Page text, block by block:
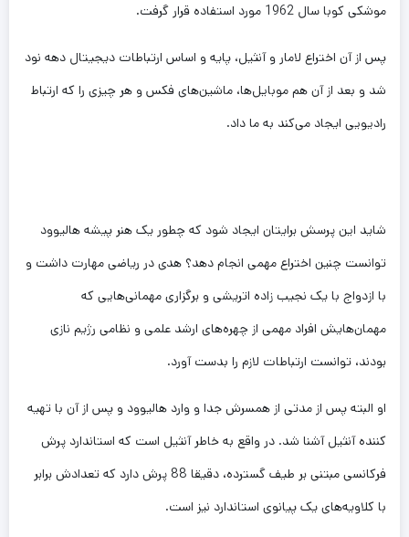
موشکی کوبا سال 1962 مورد استفاده قرار گرفت.
پس از آن اختراع لامار و آنثیل، پایه و اساس ارتباطات دیجیتال دهه نود
شد و بعد از آن هم موبایل‌ها، ماشین‌های فکس و هر چیزی را که ارتباط
رادیویی ایجاد می‌کند به ما داد.
شاید این پرسش برایتان ایجاد شود که چطور یک هنر پیشه هالیوود
توانست چنین اختراع مهمی انجام دهد؟ هدی در ریاضی مهارت داشت و
با ازدواج با یک نجیب زاده اتریشی و برگزاری مهمانی‌هایی که
مهمان‌هایش افراد مهمی از چهره‌های ارشد علمی و نظامی رژیم نازی
بودند، توانست ارتباطات لازم را بدست آورد.
او البته پس از مدتی از همسرش جدا و وارد هالیوود و پس از آن با تهیه
کننده آنثیل آشنا شد. در واقع به خاطر آنثیل است که استاندارد پرش
فرکانسی مبتنی بر طیف گسترده، دقیقا 88 پرش دارد که تعدادش برابر
با کلاویه‌های یک پیانوی استاندارد نیز است.